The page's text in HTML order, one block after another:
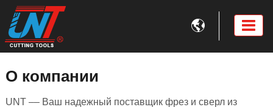

О компании
UNT –– Ваш надежный поставщик фрез и сверл из